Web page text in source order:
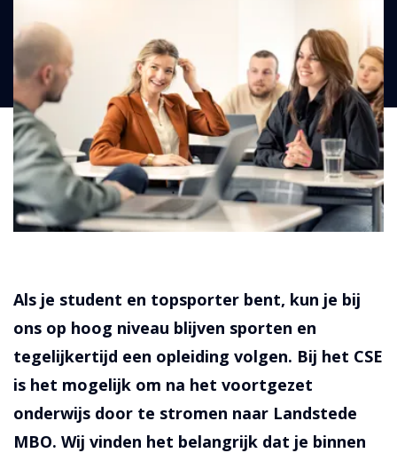
Als je student en topsporter bent, kun je bij
ons op hoog niveau blijven sporten en
tegelijkertijd een opleiding volgen. Bij het CSE
is het mogelijk om na het voortgezet
onderwijs door te stromen naar Landstede
MBO. Wij vinden het belangrijk dat je binnen